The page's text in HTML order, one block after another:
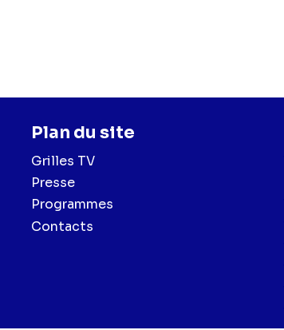
Plan du site
Grilles TV
Presse
Programmes
Contacts